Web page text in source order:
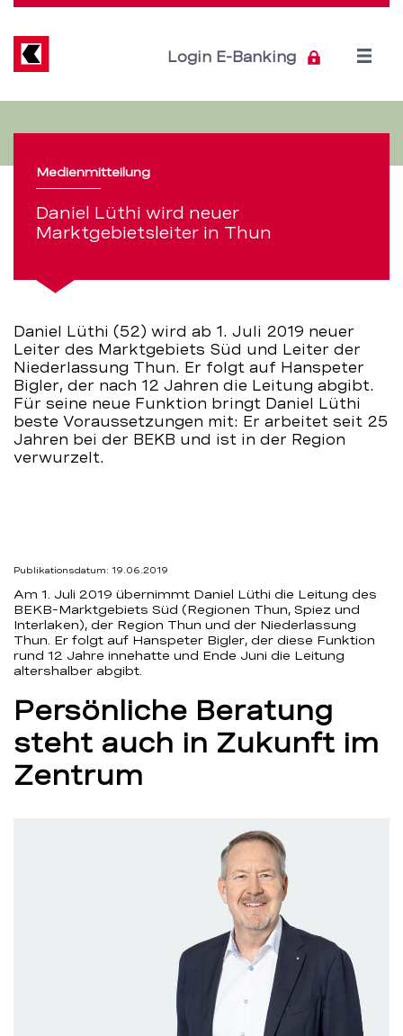
Lüthi
wird
neuer
Marktgebietsleiter
in
Thun
–
BEKB
Direkt
Inhalt
Login E-Banking
Open
Medienmitteilung
Daniel Lüthi wird neuer
Marktgebietsleiter in Thun
Daniel Lüthi (52) wird ab 1. Juli 2019 neuer
Leiter des Marktgebiets Süd und Leiter der
Niederlassung Thun. Er folgt auf Hanspeter
Bigler, der nach 12 Jahren die Leitung abgibt.
Für seine neue Funktion bringt Daniel Lüthi
beste Voraussetzungen mit: Er arbeitet seit 25
Jahren bei der BEKB und ist in der Region
verwurzelt.
Publikationsdatum: 19.06.2019
Am 1. Juli 2019 übernimmt Daniel Lüthi die Leitung des
BEKB-Marktgebiets Süd (Regionen Thun, Spiez und
Interlaken), der Region Thun und der Niederlassung
Thun. Er folgt auf Hanspeter Bigler, der diese Funktion
rund 12 Jahre innehatte und Ende Juni die Leitung
altershalber abgibt.
Persönliche Beratung
steht auch in Zukunft im
Zentrum